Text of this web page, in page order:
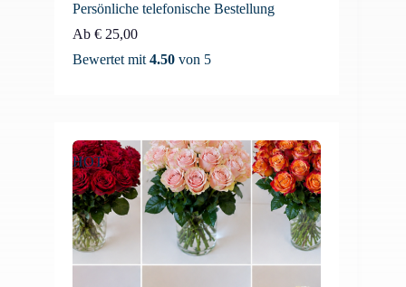
Persönliche telefonische Bestellung
Ab € 25,00
Bewertet mit 4.50 von 5
HOT